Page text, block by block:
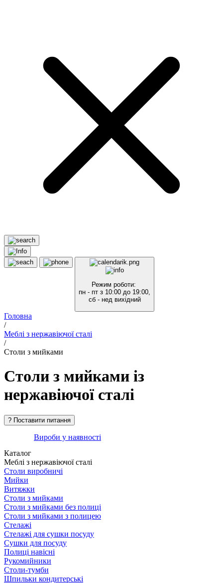
Режим роботи:
пн - пт з 10:00 до 19:00,
сб - нед вихідний
Головна
/
Меблі з нержавіючої сталі
/
Столи з мийками
Столи з мийками із
нержавіючої сталі
Вироби у наявності
Каталог
Меблі з нержавіючої сталі
Столи виробничі
Мийки
Витяжки
Столи з мийками
Столи з мийками без полиці
Столи з мийками з полицею
Стелажі
Стелажі для сушки посуду
Сушки для посуду
Полиці навісні
Рукомийники
Столи-тумби
Шпильки кондитерські